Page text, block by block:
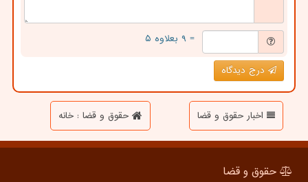
= ۹ بعلاوه ۵
درج دیدگاه
اخبار حقوق و قضا حقوق و قضا : خانه
حقوق و قضا